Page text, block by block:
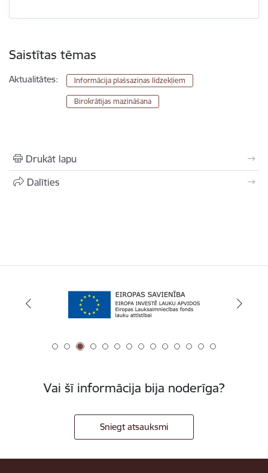
Saistītas tēmas
Aktualitātes: Informācija plašsaziņas līdzekļiem
Birokrātijas mazināšana
Drukāt lapu
Dalīties
Vai šī informācija bija noderīga?
Sniegt atsauksmi